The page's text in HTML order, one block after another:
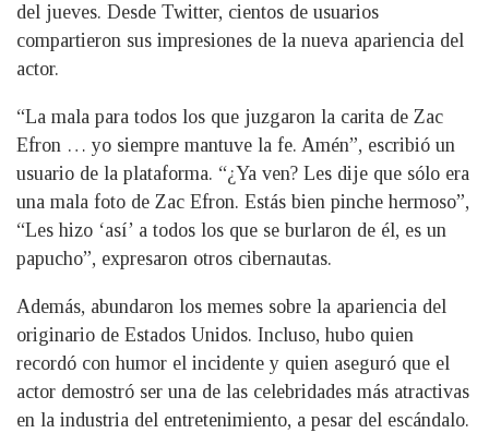
del jueves. Desde Twitter, cientos de usuarios
compartieron sus impresiones de la nueva apariencia del
actor.
“La mala para todos los que juzgaron la carita de Zac
Efron … yo siempre mantuve la fe. Amén”, escribió un
usuario de la plataforma. “¿Ya ven? Les dije que sólo era
una mala foto de Zac Efron. Estás bien pinche hermoso”,
“Les hizo ‘así’ a todos los que se burlaron de él, es un
papucho”, expresaron otros cibernautas.
Además, abundaron los memes sobre la apariencia del
originario de Estados Unidos. Incluso, hubo quien
recordó con humor el incidente y quien aseguró que el
actor demostró ser una de las celebridades más atractivas
en la industria del entretenimiento, a pesar del escándalo.